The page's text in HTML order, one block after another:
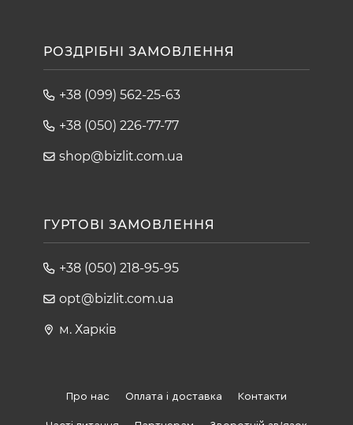
РОЗДРІБНІ ЗАМОВЛЕННЯ
+38 (099) 562-25-63
+38 (050) 226-77-77
shop@bizlit.com.ua
ГУРТОВІ ЗАМОВЛЕННЯ
+38 (050) 218-95-95
opt@bizlit.com.ua
м. Харків
Про нас Оплата і доставка Контакти